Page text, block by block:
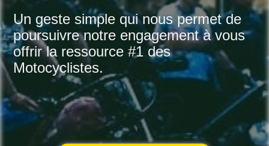
Un geste simple qui nous permet de
poursuivre notre engagement à vous
offrir la ressource #1 des
Motocyclistes.